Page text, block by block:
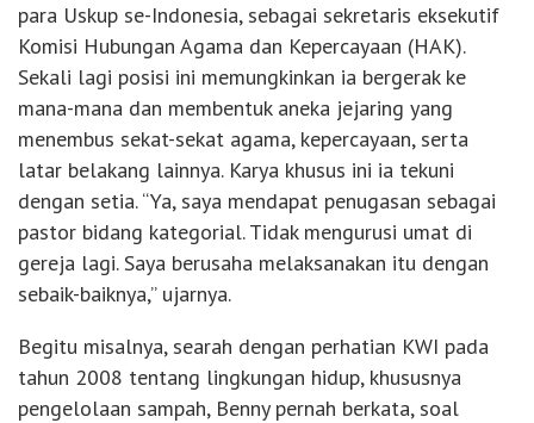
para Uskup se-Indonesia, sebagai sekretaris eksekutif
Komisi Hubungan Agama dan Kepercayaan (HAK).
Sekali lagi posisi ini memungkinkan ia bergerak ke
mana-mana dan membentuk aneka jejaring yang
menembus sekat-sekat agama, kepercayaan, serta
latar belakang lainnya. Karya khusus ini ia tekuni
dengan setia. “Ya, saya mendapat penugasan sebagai
pastor bidang kategorial. Tidak mengurusi umat di
gereja lagi. Saya berusaha melaksanakan itu dengan
sebaik-baiknya,” ujarnya.
Begitu misalnya, searah dengan perhatian KWI pada
tahun 2008 tentang lingkungan hidup, khususnya
pengelolaan sampah, Benny pernah berkata, soal